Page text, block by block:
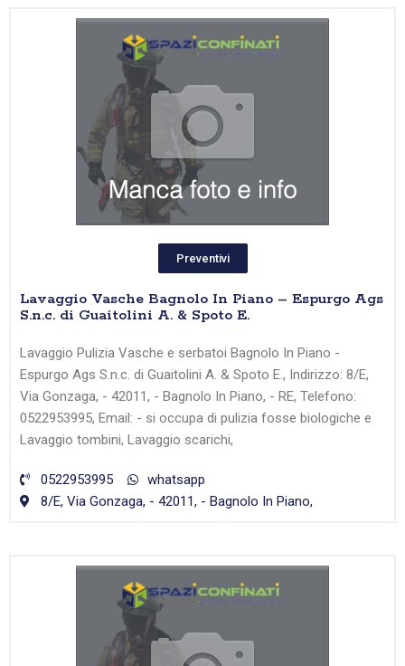
Preventivi
Lavaggio Vasche Bagnolo In Piano – Espurgo Ags
S.n.c. di Guaitolini A. & Spoto E.
Lavaggio Pulizia Vasche e serbatoi Bagnolo In Piano -
Espurgo Ags S.n.c. di Guaitolini A. & Spoto E., Indirizzo: 8/E,
Via Gonzaga, - 42011, - Bagnolo In Piano, - RE, Telefono:
0522953995, Email: - si occupa di pulizia fosse biologiche e
Lavaggio tombini, Lavaggio scarichi,
0522953995
whatsapp
8/E, Via Gonzaga, - 42011, - Bagnolo In Piano,